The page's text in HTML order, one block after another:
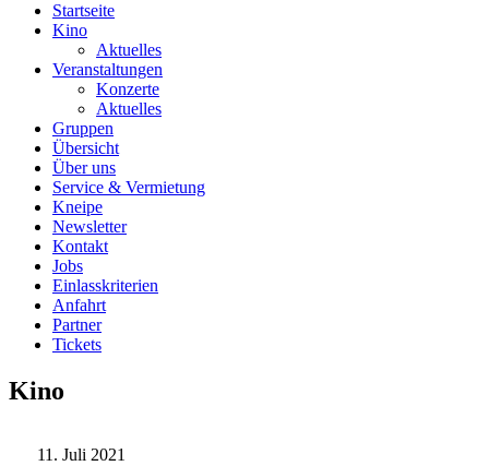
Startseite
Kino
Aktuelles
Veranstaltungen
Konzerte
Aktuelles
Gruppen
Übersicht
Über uns
Service & Vermietung
Kneipe
Newsletter
Kontakt
Jobs
Einlasskriterien
Anfahrt
Partner
Tickets
Kino
11. Juli 2021